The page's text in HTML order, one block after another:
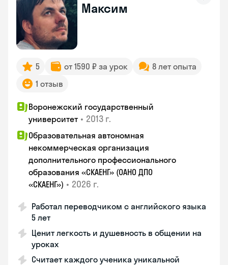
Максим
5 от 1590 ₽ за урок
8 лет опыта
1 отзыв
Воронежский государственный
университет • 2013 г.
Образовательная автономная
некоммерческая организация
дополнительного профессионального
образования «СКАЕНГ» (ОАНО ДПО
«СКАЕНГ») • 2026 г.
Работал переводчиком с английского языка
5 лет
Ценит легкость и душевность в общении на
уроках
Считает каждого ученика уникальной